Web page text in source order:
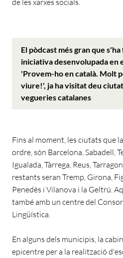
El pòdcast més gran que s'ha
iniciativa desenvolupada en
'Provem-ho en català. Molt
viure!', ja ha visitat deu
vegueries catalanes
Fins al moment, les ciutats que
ordre, són Barcelona, Sabadell,
Igualada, Tàrrega, Reus,
restants seran Tremp, Girona,
Penedès i Vilanova i la Geltrú.
també amb un centre del
Lingüística.
En alguns dels municipis, la
epicentre per a la realització